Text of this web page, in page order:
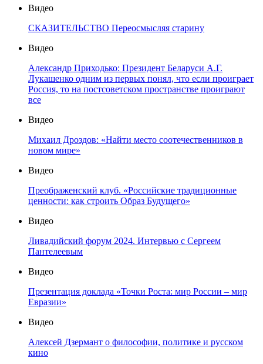
Видео
СКАЗИТЕЛЬСТВО Переосмысляя старину
Видео
Александр Приходько: Президент Беларуси А.Г.
Лукашенко одним из первых понял, что если проиграет
Россия, то на постсоветском пространстве проиграют
все
Видео
Михаил Дроздов: «Найти место соотечественников в
новом мире»
Видео
Преображенский клуб. «Российские традиционные
ценности: как строить Образ Будущего»
Видео
Ливадийский форум 2024. Интервью с Сергеем
Пантелеевым
Видео
Презентация доклада «Точки Роста: мир России – мир
Евразии»
Видео
Алексей Дзермант о философии, политике и русском
кино